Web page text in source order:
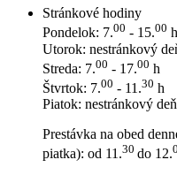
Stránkové hodiny
Pondelok: 7.00 - 15.00 h
Utorok: nestránkový
Streda: 7.00 - 17.00 h
Štvrtok: 7.00 - 11.30 h
Piatok: nestránkový deň
Prestávka na obed
piatka): od 11.30 do 12.